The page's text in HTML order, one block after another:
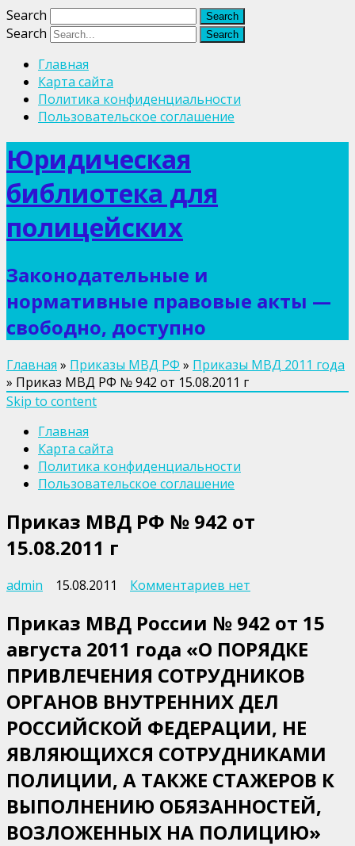
Search
Search
Главная
Карта сайта
Политика конфиденциальности
Пользовательское соглашение
Юридическая
библиотека для
полицейских
Законодательные и
нормативные правовые акты —
свободно, доступно
Главная » Приказы МВД РФ » Приказы МВД 2011 года
» Приказ МВД РФ № 942 от 15.08.2011 г
Skip to content
Главная
Карта сайта
Политика конфиденциальности
Пользовательское соглашение
Приказ МВД РФ № 942 от
15.08.2011 г
admin 15.08.2011 Комментариев к
Приказ
МВД
РФ
№
942
от
15.08.2011
г
нет
Приказ МВД России № 942 от 15
августа 2011 года «О ПОРЯДКЕ
ПРИВЛЕЧЕНИЯ СОТРУДНИКОВ
ОРГАНОВ ВНУТРЕННИХ ДЕЛ
РОССИЙСКОЙ ФЕДЕРАЦИИ, НЕ
ЯВЛЯЮЩИХСЯ СОТРУДНИКАМИ
ПОЛИЦИИ, А ТАКЖЕ СТАЖЕРОВ К
ВЫПОЛНЕНИЮ ОБЯЗАННОСТЕЙ,
ВОЗЛОЖЕННЫХ НА ПОЛИЦИЮ»